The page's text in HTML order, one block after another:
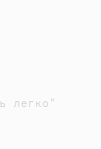
легко"